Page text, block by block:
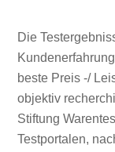
Die
beste Preis -/
objektiv
Stiftung
Testportalen,